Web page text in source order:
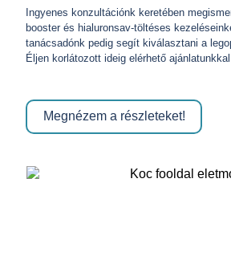
Ingyenes konzultációnk keretében
booster és hialuronsav-töltéses
tanácsadónk pedig segít kiválasztani a
Éljen korlátozott ideig elérhető
Megnézem a részleteket!